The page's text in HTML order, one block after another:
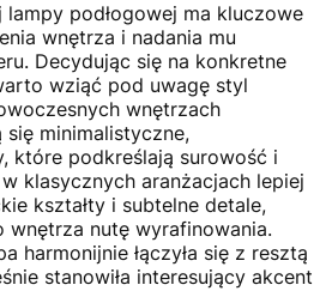
podłogowej ma kluczowe
wnętrza i nadania mu
Decydując się na konkretne
wziąć pod uwagę styl
wnętrzach
minimalistyczne,
które podkreślają surowość i
klasycznych aranżacjach lepiej
kształty i subtelne detale,
nutę wyrafinowania.
harmonijnie łączyła się z resztą
stanowiła interesujący akcent